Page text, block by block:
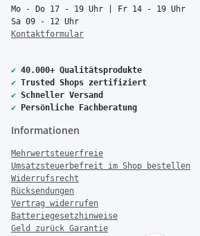
Mo - Do 17 - 19 Uhr | Fr 14 - 19 Uhr
Sa 09 - 12 Uhr
Kontaktformular
✔ 40.000+ Qualitätsprodukte
✔ Trusted Shops zertifiziert
✔ Schneller Versand
✔ Persönliche Fachberatung
Informationen
Mehrwertsteuerfreie
Umsatzsteuerbefreit im Shop bestellen
Widerrufsrecht
Rücksendungen
Vertrag widerrufen
Batteriegesetzhinweise
Geld zurück Garantie